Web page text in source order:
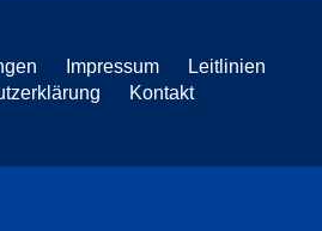
Impressum
Leitlinien
Kontakt